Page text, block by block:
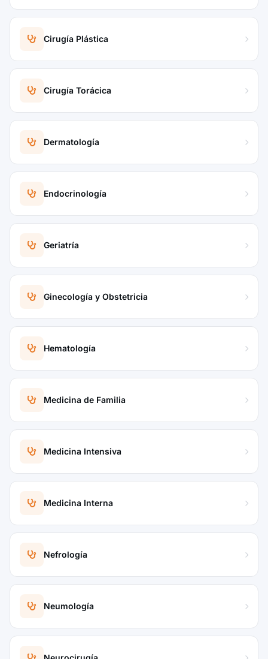
Cirugía Plástica
Cirugía Torácica
Dermatología
Endocrinología
Geriatría
Ginecología y Obstetricia
Hematología
Medicina de Familia
Medicina Intensiva
Medicina Interna
Nefrología
Neumología